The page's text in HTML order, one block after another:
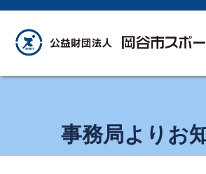
事務局よりお